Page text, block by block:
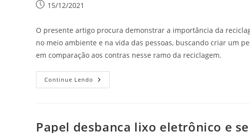
15/12/2021
O presente artigo procura demonstrar a importância da
no meio ambiente e na vida das pessoas, buscando criar um
em comparação aos contras nesse ramo da reciclagem.
Continue Lendo
Papel desbanca lixo eletrônico e